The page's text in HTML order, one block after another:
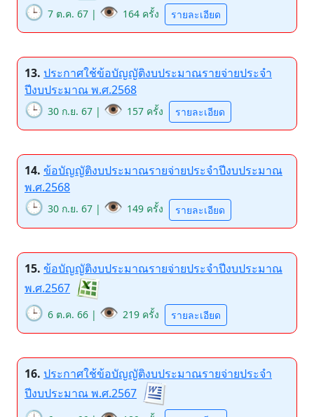
🕒 7 ต.ค. 67 | 👁️ 164 ครั้ง รายละเอียด
13. ประกาศใช้ข้อบัญญัติงบประมาณรายจ่ายประจำ
ปีงบประมาณ พ.ศ.2568
🕒 30 ก.ย. 67 | 👁️ 157 ครั้ง รายละเอียด
14. ข้อบัญญัติงบประมาณรายจ่ายประจำปีงบประมาณ
พ.ศ.2568
🕒 30 ก.ย. 67 | 👁️ 149 ครั้ง รายละเอียด
15. ข้อบัญญัติงบประมาณรายจ่ายประจำปีงบประมาณ
พ.ศ.2567
🕒 6 ต.ค. 66 | 👁️ 219 ครั้ง รายละเอียด
16. ประกาศใช้ข้อบัญญัติงบประมาณรายจ่ายประจำ
ปีงบประมาณ พ.ศ.2567